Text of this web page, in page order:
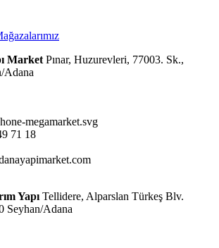
Market Pınar, Huzurevleri, 77003. Sk.,
Adana
71 18
Yapı Tellidere, Alparslan Türkeş Blv.
Seyhan/Adana